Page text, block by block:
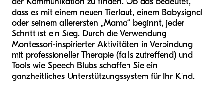
dass es mit einem neuen Tierlaut, einem Babysignal
oder seinem allerersten „Mama“ beginnt, jeder
Schritt ist ein Sieg. Durch die Verwendung
Montessori-inspirierter Aktivitäten in Verbindung
mit professioneller Therapie (falls zutreffend) und
Tools wie Speech Blubs schaffen Sie ein
ganzheitliches Unterstützungssystem für Ihr Kind.